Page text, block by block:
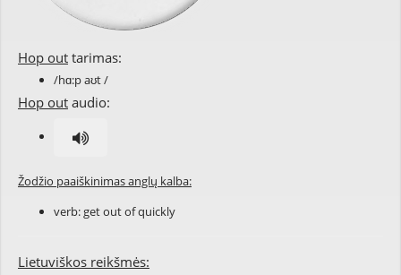
Hop out tarimas:
/hɑ:p aʊt /
Hop out audio:
Žodžio paaiškinimas anglų kalba:
verb: get out of quickly
Lietuviškos reikšmės: